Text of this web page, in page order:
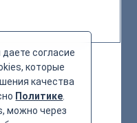
согласие
которые
качества
Политике
можно через